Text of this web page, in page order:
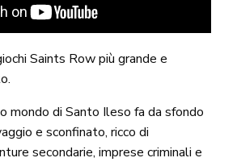
Saints Row più grande e
mondo di Santo Ileso fa da sfondo
e sconfinato, ricco di
secondarie, imprese criminali e